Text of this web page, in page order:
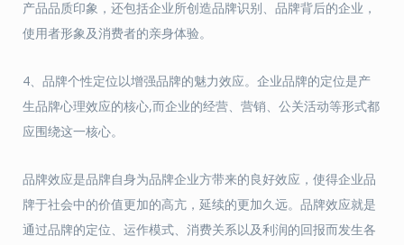
产品品质印象，还包括企业所创造品牌识别、品牌背后的企业，
使用者形象及消费者的亲身体验。
4、品牌个性定位以增强品牌的魅力效应。企业品牌的定位是产
生品牌心理效应的核心,而企业的经营、营销、公关活动等形式都
应围绕这一核心。
品牌效应是品牌自身为品牌企业方带来的良好效应，使得企业品
牌于社会中的价值更加的高亢，延续的更加久远。品牌效应就是
通过品牌的定位、运作模式、消费关系以及利润的回报而发生各